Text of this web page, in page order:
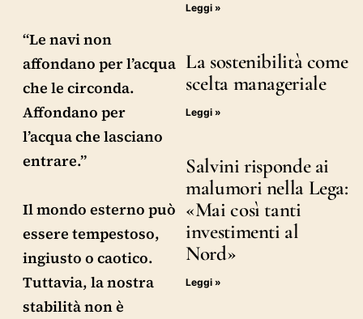
“Le navi non
affondano per l’acqua
che le circonda.
Affondano per
l’acqua che lasciano
entrare.”
Il mondo esterno può
essere tempestoso,
ingiusto o caotico.
Tuttavia, la nostra
stabilità non è
Leggi »
La sostenibilità come
scelta manageriale
Leggi »
Salvini risponde ai
malumori nella Lega:
«Mai così tanti
investimenti al
Nord»
Leggi »